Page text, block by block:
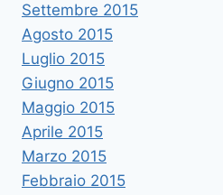
Settembre 2015
Agosto 2015
Luglio 2015
Giugno 2015
Maggio 2015
Aprile 2015
Marzo 2015
Febbraio 2015